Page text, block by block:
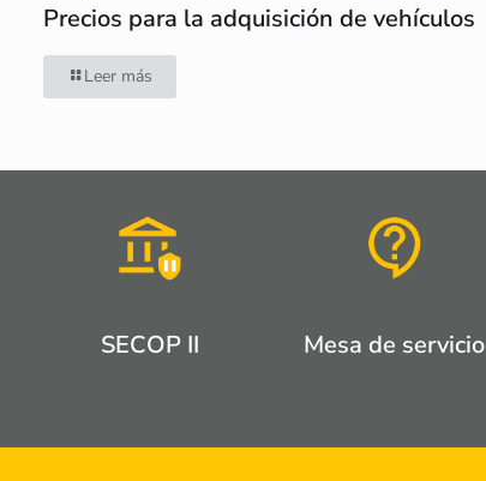
Precios para la adquisición de vehículos
Leer más
SECOP II Mesa de servicio